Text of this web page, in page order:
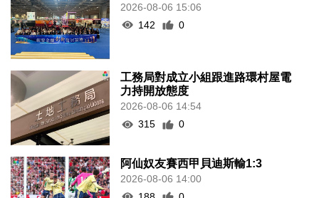
2026-08-06 15:06
142
0
工務局對成立小組跟進路環村屋電
力持開放態度
2026-08-06 14:54
315
0
阿仙奴友賽西甲貝迪斯輸1:3
2026-08-06 14:00